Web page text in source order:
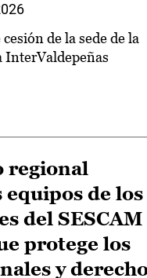
de la sede de la
InterValdepeñas
regional
de los
del SESCAM
protege los
y